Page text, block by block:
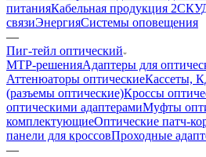
питанияКабельная продукция 2
связиЭнергияСистемы оповещения
—
Пиг-тейл оптический
MTP-решенияАдаптеры для
Аттенюаторы оптическиеКассеты,
(разъемы оптические)Кроссы
оптическими адаптерамиМуфты
комплектующиеОптические патч-
панели для кроссовПроходные
—